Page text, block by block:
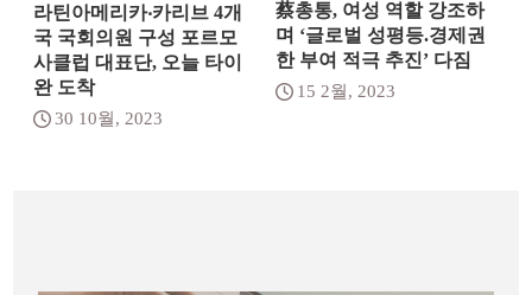
라틴아메리카‧카리브 4개
국 국회의원 구성 포르모
사클럽 대표단, 오늘 타이
완 도착
30 10월, 2023
蔡총통, 여성 역할 강조하
며 ‘글로벌 성평등.경제권
한 부여 적극 추진’ 다짐
15 2월, 2023